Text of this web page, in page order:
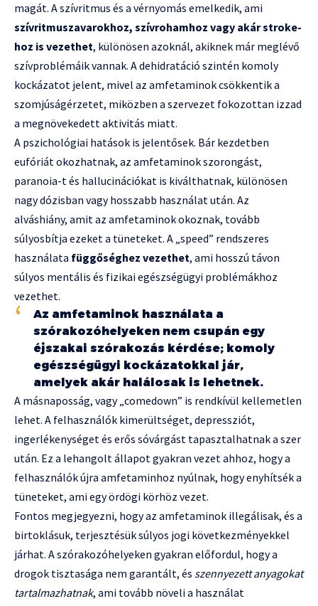
magát. A szívritmus és a vérnyomás emelkedik, ami
szívritmuszavarokhoz, szívrohamhoz vagy akár stroke-
hoz is vezethet, különösen azoknál, akiknek már meglévő
szívproblémáik vannak. A dehidratáció szintén komoly
kockázatot jelent, mivel az amfetaminok csökkentik a
szomjúságérzetet, miközben a szervezet fokozottan izzad
a megnövekedett aktivitás miatt.
A pszichológiai hatások is jelentősek. Bár kezdetben
eufóriát okozhatnak, az amfetaminok szorongást,
paranoia-t és hallucinációkat is kiválthatnak, különösen
nagy dózisban vagy hosszabb használat után. Az
alváshiány, amit az amfetaminok okoznak, tovább
súlyosbítja ezeket a tüneteket. A „speed” rendszeres
használata függőséghez vezethet, ami hosszú távon
súlyos mentális és fizikai egészségügyi problémákhoz
vezethet.
Az amfetaminok használata a
szórakozóhelyeken nem csupán egy
éjszakai szórakozás kérdése; komoly
egészségügyi kockázatokkal jár,
amelyek akár halálosak is lehetnek.
A másnaposság, vagy „comedown” is rendkívül kellemetlen
lehet. A felhasználók kimerültséget, depressziót,
ingerlékenységet és erős sóvárgást tapasztalhatnak a szer
után. Ez a lehangolt állapot gyakran vezet ahhoz, hogy a
felhasználók újra amfetaminhoz nyúlnak, hogy enyhítsék a
tüneteket, ami egy ördögi körhöz vezet.
Fontos megjegyezni, hogy az amfetaminok illegálisak, és a
birtoklásuk, terjesztésük súlyos jogi következményekkel
járhat. A szórakozóhelyeken gyakran előfordul, hogy a
drogok tisztasága nem garantált, és szennyezett anyagokat
tartalmazhatnak, ami tovább növeli a használat